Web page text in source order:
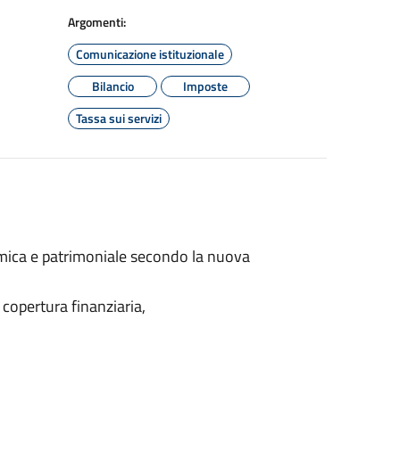
Argomenti:
Comunicazione istituzionale
Bilancio
Imposte
Tassa sui servizi
e patrimoniale secondo la nuova
finanziaria,